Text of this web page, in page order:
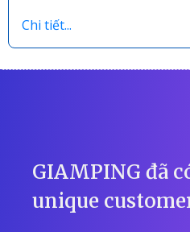
Chi tiết...
GIAMPING đã
unique